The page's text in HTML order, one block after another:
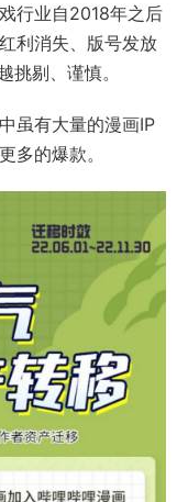
行业自2018年之后
利消失、版号发放
挑剔、谨慎。
虽有大量的漫画IP
多的爆款。